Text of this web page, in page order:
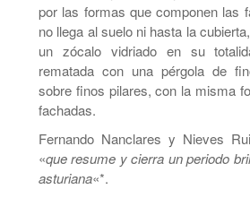
por las formas que componen las
no llega al suelo ni hasta la
un zócalo vidriado en su
rematada con una pérgola de
sobre finos pilares, con la misma
fachadas.
Fernando Nanclares y Nieves
«que resume y cierra un periodo
asturiana«*.